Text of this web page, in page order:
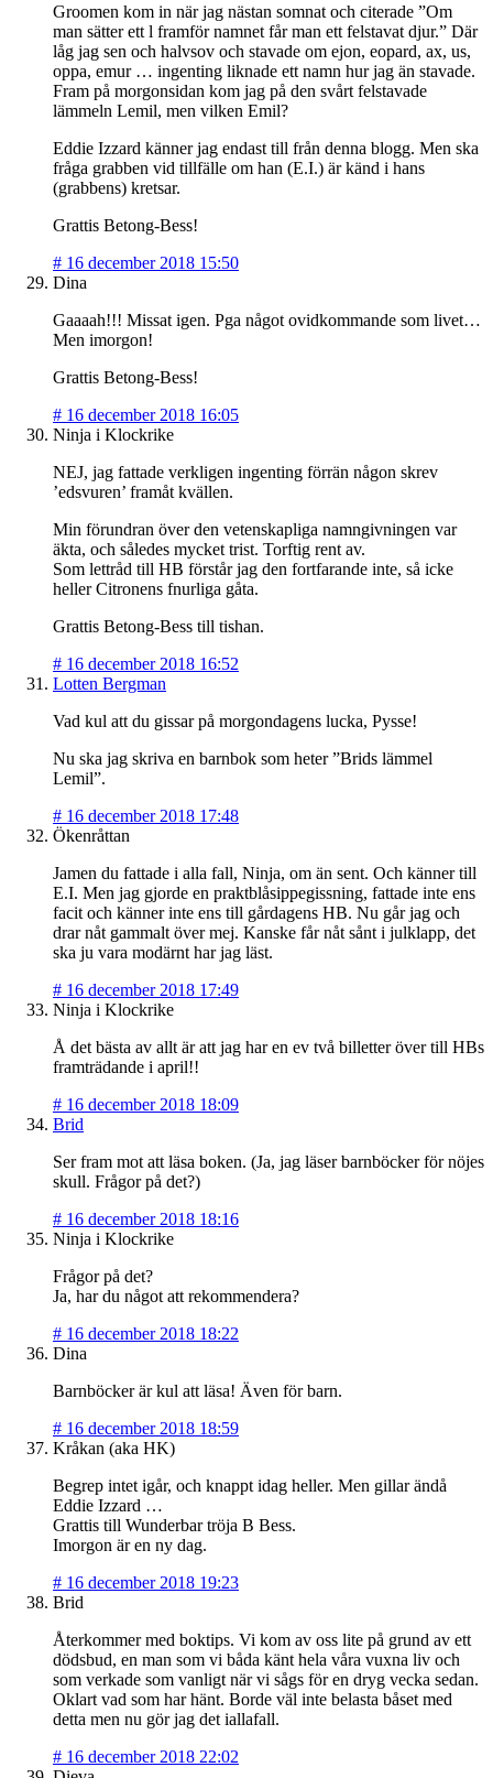
Groomen kom in när jag nästan somnat och citerade ”Om
man sätter ett l framför namnet får man ett felstavat djur.” Där
låg jag sen och halvsov och stavade om ejon, eopard, ax, us,
oppa, emur … ingenting liknade ett namn hur jag än stavade.
Fram på morgonsidan kom jag på den svårt felstavade
lämmeln Lemil, men vilken Emil?
Eddie Izzard känner jag endast till från denna blogg. Men ska
fråga grabben vid tillfälle om han (E.I.) är känd i hans
(grabbens) kretsar.
Grattis Betong-Bess!
# 16 december 2018 15:50
Dina
Gaaaah!!! Missat igen. Pga något ovidkommande som livet…
Men imorgon!
Grattis Betong-Bess!
# 16 december 2018 16:05
Ninja i Klockrike
NEJ, jag fattade verkligen ingenting förrän någon skrev
’edsvuren’ framåt kvällen.
Min förundran över den vetenskapliga namngivningen var
äkta, och således mycket trist. Torftig rent av.
Som lettråd till HB förstår jag den fortfarande inte, så icke
heller Citronens fnurliga gåta.
Grattis Betong-Bess till tishan.
# 16 december 2018 16:52
Lotten Bergman
Vad kul att du gissar på morgondagens lucka, Pysse!
Nu ska jag skriva en barnbok som heter ”Brids lämmel
Lemil”.
# 16 december 2018 17:48
Ökenråttan
Jamen du fattade i alla fall, Ninja, om än sent. Och känner till
E.I. Men jag gjorde en praktblåsippegissning, fattade inte ens
facit och känner inte ens till gårdagens HB. Nu går jag och
drar nåt gammalt över mej. Kanske får nåt sånt i julklapp, det
ska ju vara modärnt har jag läst.
# 16 december 2018 17:49
Ninja i Klockrike
Å det bästa av allt är att jag har en ev två billetter över till HBs
framträdande i april!!
# 16 december 2018 18:09
Brid
Ser fram mot att läsa boken. (Ja, jag läser barnböcker för nöjes
skull. Frågor på det?)
# 16 december 2018 18:16
Ninja i Klockrike
Frågor på det?
Ja, har du något att rekommendera?
# 16 december 2018 18:22
Dina
Barnböcker är kul att läsa! Även för barn.
# 16 december 2018 18:59
Kråkan (aka HK)
Begrep intet igår, och knappt idag heller. Men gillar ändå
Eddie Izzard …
Grattis till Wunderbar tröja B Bess.
Imorgon är en ny dag.
# 16 december 2018 19:23
Brid
Återkommer med boktips. Vi kom av oss lite på grund av ett
dödsbud, en man som vi båda känt hela våra vuxna liv och
som verkade som vanligt när vi sågs för en dryg vecka sedan.
Oklart vad som har hänt. Borde väl inte belasta båset med
detta men nu gör jag det iallafall.
# 16 december 2018 22:02